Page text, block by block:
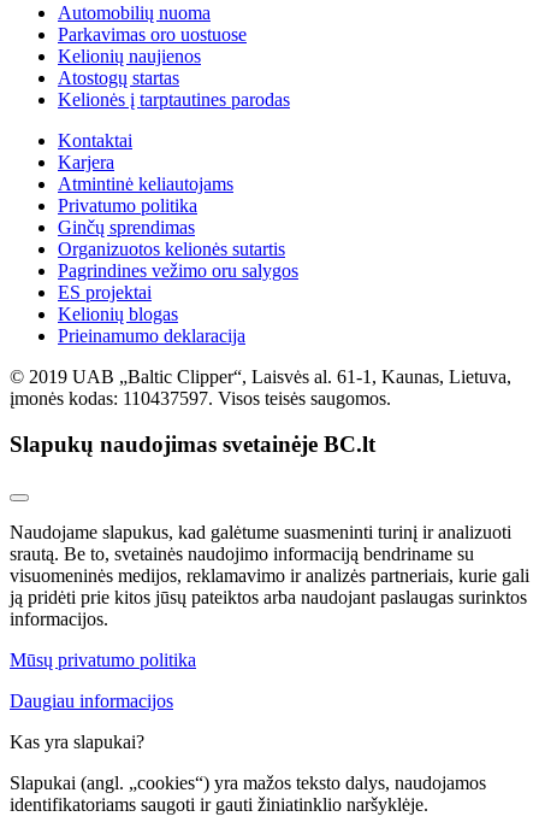
Automobilių nuoma
Parkavimas oro uostuose
Kelionių naujienos
Atostogų startas
Kelionės į tarptautines parodas
Kontaktai
Karjera
Atmintinė keliautojams
Privatumo politika
Ginčų sprendimas
Organizuotos kelionės sutartis
Pagrindines vežimo oru salygos
ES projektai
Kelionių blogas
Prieinamumo deklaracija
© 2019 UAB „Baltic Clipper“, Laisvės al. 61-1, Kaunas, Lietuva,
įmonės kodas: 110437597. Visos teisės saugomos.
Slapukų naudojimas svetainėje BC.lt
Naudojame slapukus, kad galėtume suasmeninti turinį ir analizuoti
srautą. Be to, svetainės naudojimo informaciją bendriname su
visuomeninės medijos, reklamavimo ir analizės partneriais, kurie gali
ją pridėti prie kitos jūsų pateiktos arba naudojant paslaugas surinktos
informacijos.
Mūsų privatumo politika
Daugiau informacijos
Kas yra slapukai?
Slapukai (angl. „cookies“) yra mažos teksto dalys, naudojamos
identifikatoriams saugoti ir gauti žiniatinklio naršyklėje.